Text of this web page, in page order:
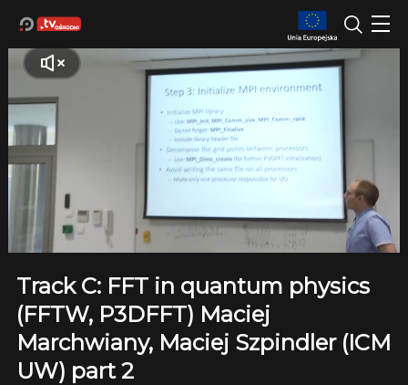
Track C: FFT in quantum physics
(FFTW, P3DFFT) Maciej
Marchwiany, Maciej Szpindler (ICM
UW) part 2